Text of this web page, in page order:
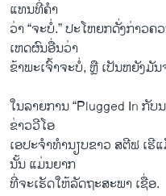
ແທນທີ່ຄຳ
ວ່າ “ຈະບໍ່.” ປະໂຫຍກດັ່ງກ່າວຄ
ເຫດຜົນອື່ນວ່າ
ຂ້າພະເຈົ້າຈະບໍ່, ຫຼື ເປັນຫຍັງມັ
ໃນລາຍການ “Plugged In ກັບ
ຂ່າວວີໂອ
ເອປະຈຳທຳນຽບຂາວ ສຕີຟ ເຮີ
ນັ້ນ ແມ່ນຍາກ
ທີ່ຈະເຮັດໃຫ້ລັດຖະສະພາ ເຊື່ອ.